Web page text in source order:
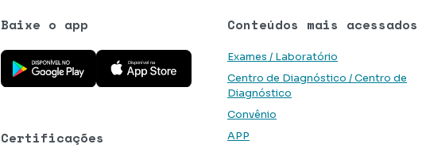
Conteúdos mais acessados
Exames / Laboratório
Centro de Diagnóstico / Centro de
Diagnóstico
Convênio
APP
Baixe o app
Baixe o aplicativo na Google Play Store
Baixe o aplicativo na App Store
Certificações